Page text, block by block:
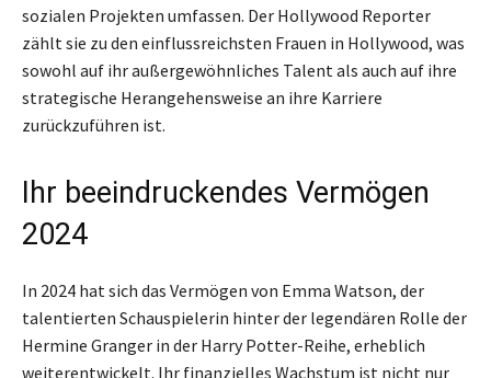
sozialen Projekten umfassen. Der Hollywood Reporter
zählt sie zu den einflussreichsten Frauen in Hollywood, was
sowohl auf ihr außergewöhnliches Talent als auch auf ihre
strategische Herangehensweise an ihre Karriere
zurückzuführen ist.
Ihr beeindruckendes Vermögen
2024
In 2024 hat sich das Vermögen von Emma Watson, der
talentierten Schauspielerin hinter der legendären Rolle der
Hermine Granger in der Harry Potter-Reihe, erheblich
weiterentwickelt. Ihr finanzielles Wachstum ist nicht nur